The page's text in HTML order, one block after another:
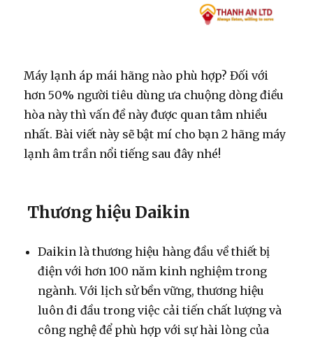
Máy lạnh áp mái hãng nào phù hợp? Đối với
hơn 50% người tiêu dùng ưa chuộng dòng điều
hòa này thì vấn đề này được quan tâm nhiều
nhất. Bài viết này sẽ bật mí cho bạn 2 hãng máy
lạnh âm trần nổi tiếng sau đây nhé!
Thương hiệu Daikin
Daikin là thương hiệu hàng đầu về thiết bị
điện với hơn 100 năm kinh nghiệm trong
ngành. Với lịch sử bền vững, thương hiệu
luôn đi đầu trong việc cải tiến chất lượng và
công nghệ để phù hợp với sự hài lòng của